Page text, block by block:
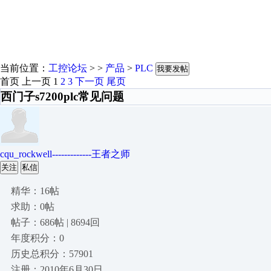
当前位置： 工控论坛 > > 产品 > PLC 我要发帖
首页 上一页 1 2 3 下一页 尾页
西门子s7200plc常见问题
cqu_rockwell-------------王者之师
关注 私信
精华：16帖
求助：0帖
帖子：686帖 | 8694回
年度积分：0
历史总积分：57901